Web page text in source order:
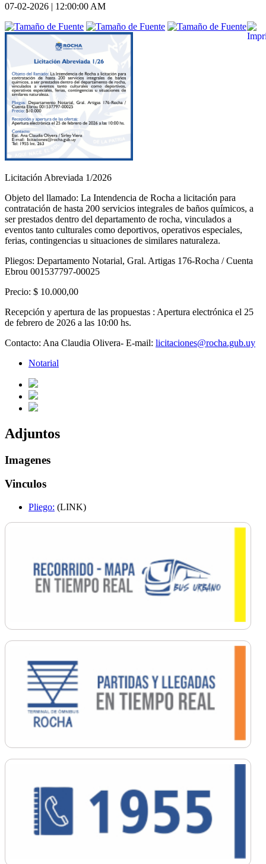
07-02-2026 | 12:00:00 AM
Licitación Abreviada 1/2026
Objeto del llamado: La Intendencia de Rocha a licitación para
contratación de hasta 200 servicios integrales de baños químicos, a
ser prestados dentro del departamento de rocha, vinculados a
eventos tanto culturales como deportivos, operativos especiales,
ferias, contingencias u situaciones de similares naturaleza.
Pliegos: Departamento Notarial, Gral. Artigas 176-Rocha / Cuenta
Ebrou 001537797-00025
Precio: $ 10.000,00
Recepción y apertura de las propuestas : Apertura electrónica el 25
de febrero de 2026 a las 10:00 hs.
Contacto: Ana Claudia Olivera- E-mail: licitaciones@rocha.gub.uy
Notarial
Adjuntos
Imagenes
Vinculos
Pliego: (LINK)